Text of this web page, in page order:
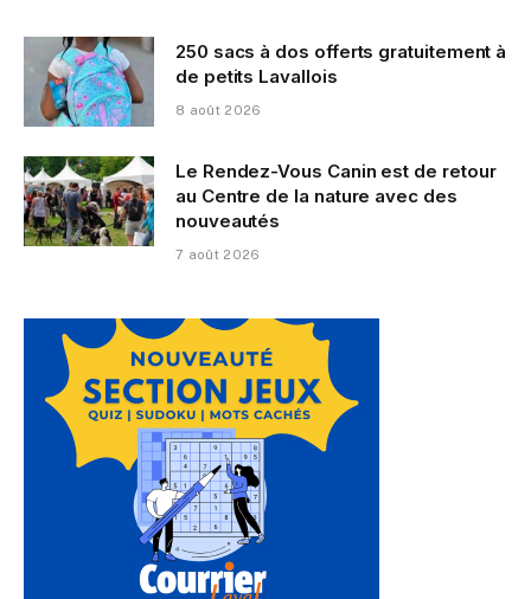
250 sacs à dos offerts gratuitement à
de petits Lavallois
8 août 2026
Le Rendez-Vous Canin est de retour
au Centre de la nature avec des
nouveautés
7 août 2026